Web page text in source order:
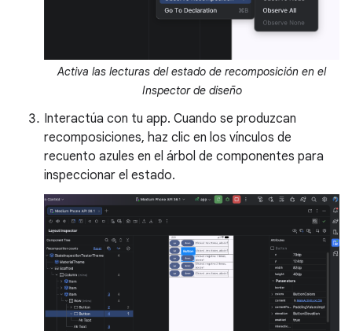
Activa las lecturas del estado de recomposición en el
Inspector de diseño
Interactúa con tu app. Cuando se produzcan
recomposiciones, haz clic en los vínculos de
recuento azules en el árbol de componentes para
inspeccionar el estado.